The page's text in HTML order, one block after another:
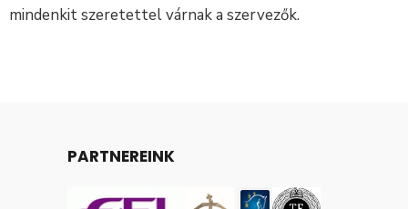
mindenkit szeretettel várnak a szervezők.
PARTNEREINK